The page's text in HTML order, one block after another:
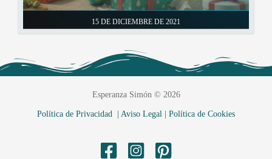
15 DE DICIEMBRE DE 2021
Esperanza Simón © 2026
Política de Privacidad | Aviso Legal | Política de Cookies